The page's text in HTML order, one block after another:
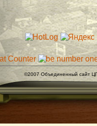
©2007 Объединенный сайт